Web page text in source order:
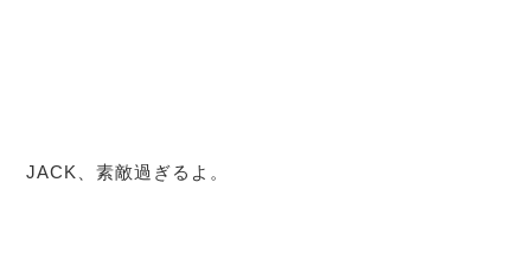
JACK、素敵過ぎるよ。